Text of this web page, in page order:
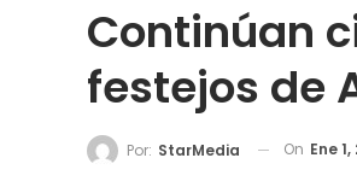
Continúan
festejos de
Por: StarMedia On Ene 1,